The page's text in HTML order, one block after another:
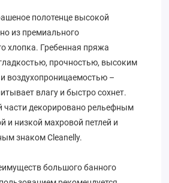
полотенце высокой
из премиального
хлопка. Гребенная пряжа
прочностью, высоким
воздухопроницаемостью –
влагу и быстро сохнет.
части декорировано рельефным
и низкой махровой петлей и
знаком Cleanelly.
большого банного